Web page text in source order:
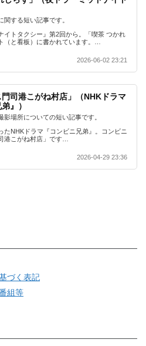
関する短い記事です。
イトタクシー』第2回から。「喫茶 つかれ
（と看板）に書かれています。…
2026-06-02 23:21
門司港こがね村店」（NHKドラマ
』）
影場所についての短い記事です。
たNHKドラマ『コンビニ兄弟』。コンビニ
港こがね村店」です…
2026-04-29 23:36
づく表記
組等